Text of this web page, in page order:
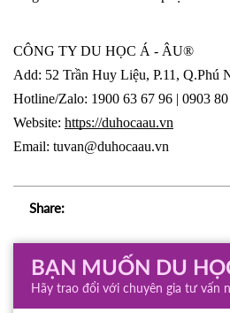
CÔNG TY DU HỌC Á - ÂU®
Add: 52 Trần Huy Liệu, P.11, Q.Phú
Hotline/Zalo: 1900 63 67 96 | 0903
Website: https://duhocaau.vn
Email: tuvan@duhocaau.vn
Share:
BẠN MUỐN DU
Hãy trao đổi với chuyên gia tư vấn